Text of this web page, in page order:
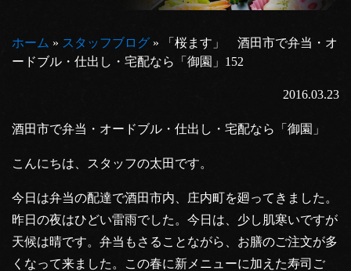
ホーム » スタッフブログ »
「桜ます」 酒田市で弁当・オ
ードブル・仕出し・宅配なら「御園」152
2016.03.23
酒田市で弁当・オードブル・仕出し・宅配なら「御園」
こんにちは、スタッフの太田です。
今日は弁当の配達で酒田市内、庄内町を廻ってきました。
昨日の夜はひどい雷雨でした。今日は、少し肌寒いですが
天候は晴です。弁当もさることながら、お膳のご注文が多
くなって来ました。この春に新メニューに加えた寿司ご